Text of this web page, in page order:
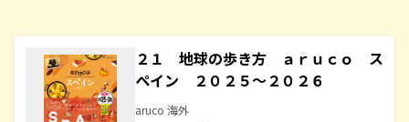
２１ 地球の歩き方 ａｒｕｃｏ ス
ペイン ２０２５～２０２６
aruco 海外